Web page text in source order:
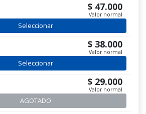
$ 47.000
Valor normal
Seleccionar
$ 38.000
Valor normal
Seleccionar
$ 29.000
Valor normal
AGOTADO